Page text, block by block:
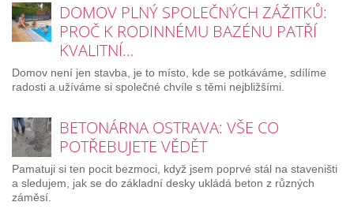
DOMOV PLNÝ SPOLEČNÝCH ZÁŽITKŮ:
PROČ K RODINNÉMU BAZÉNU PATŘÍ
KVALITNÍ…
Domov není jen stavba, je to místo, kde se potkáváme, sdílíme
radosti a užíváme si společné chvíle s těmi nejbližšími.
BETONÁRNA OSTRAVA: VŠE CO
POTŘEBUJETE VĚDĚT
Pamatuji si ten pocit bezmoci, když jsem poprvé stál na staveništi
a sledujem, jak se do základní desky ukládá beton z různých
záměsí.